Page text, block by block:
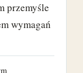
przemyśle
wymagań